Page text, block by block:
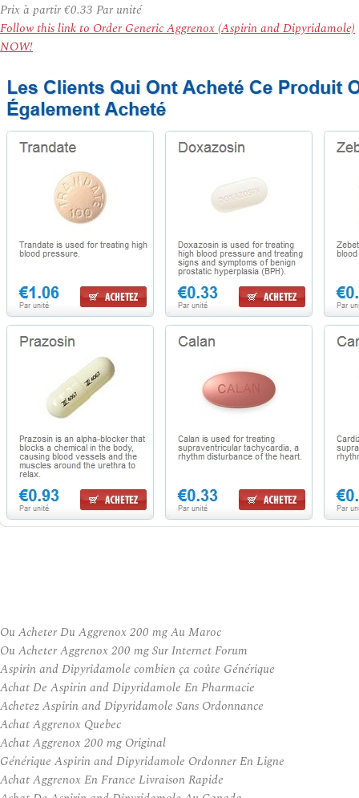
Prix à partir€0.33 Par unité
Follow this link to Order Generic Aggrenox (Aspirin and Dipyridamole)
NOW!
Ou Acheter Du Aggrenox 200 mg Au Maroc
Ou Acheter Aggrenox 200 mg Sur Internet Forum
Aspirin and Dipyridamole combien ça coûte Générique
Achat De Aspirin and Dipyridamole En Pharmacie
Achetez Aspirin and Dipyridamole Sans Ordonnance
Achat Aggrenox Quebec
Achat Aggrenox 200 mg Original
Générique Aspirin and Dipyridamole Ordonner En Ligne
Achat Aggrenox En France Livraison Rapide